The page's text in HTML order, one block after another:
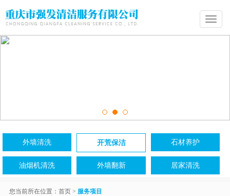
Toggle
外墙清洗 开荒保洁 石材养护
油烟机清洗 外墙翻新 居家清洗
您当前所在位置： 首页 > 服务项目